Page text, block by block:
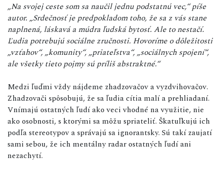
„Na svojej ceste som sa naučil jednu podstatnú vec,“ píše
autor. „Srdečnosť je predpokladom toho, že sa z vás stane
naplnená, láskavá a múdra ľudská bytosť. Ale to nestačí.
Ľudia potrebujú sociálne zručnosti. Hovoríme o dôležitosti
„vzťahov“, „komunity“, „priateľstva“, „sociálnych spojení“,
ale všetky tieto pojmy sú príliš abstraktné.“
Medzi ľuďmi vždy nájdeme zhadzovačov a vyzdvihovačov.
Zhadzovači spôsobujú, že sa ľudia cítia malí a prehliadaní.
Vnímajú ostatných ľudí ako veci vhodné na využitie, nie
ako osobnosti, s ktorými sa môžu spriateliť. Škatuľkujú ich
podľa stereotypov a správajú sa ignorantsky. Sú takí zaujatí
sami sebou, že ich mentálny radar ostatných ľudí ani
nezachytí.